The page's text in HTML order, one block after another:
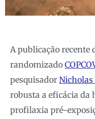
A publicação recente
randomizado
pesquisador
robusta a eficácia
profilaxia pré-